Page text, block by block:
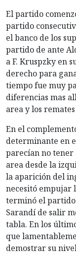
El partido
partido
el banco de los
partido de ante
a F. Kruspzky en
derecho para
tiempo fue muy
diferencias mas
area y los
En el
determinante en
parecían no tener
area desde la
la aparición del
necesitó empujar
terminó el partido
Sarandí de salir
tabla. En los
que
demostrar su